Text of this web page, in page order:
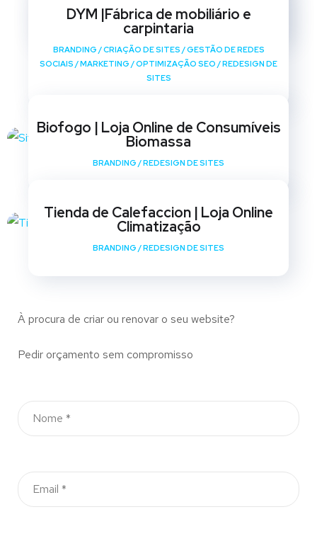
SITES
DYM |Fábrica de mobiliário e
carpintaria
BRANDING /CRIAÇÃO DE SITES /GESTÃO DE REDES
SOCIAIS /MARKETING /OPTIMIZAÇÃO SEO /REDESIGN DE
SITES
Biofogo | Loja Online de Consumíveis
Biomassa
BRANDING /REDESIGN DE SITES
Tienda de Calefaccion | Loja Online
Climatização
BRANDING /REDESIGN DE SITES
À procura de criar ou renovar o seu website?
Pedir orçamento sem compromisso